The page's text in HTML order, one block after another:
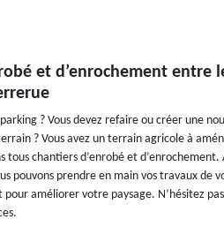
et d’enrochement entre
? Vous devez refaire ou créer une
? Vous avez un terrain agricole à
tous chantiers d’enrobé et d’enrochement.
pouvons prendre en main vos travaux de
pour améliorer votre paysage. N’hésitez